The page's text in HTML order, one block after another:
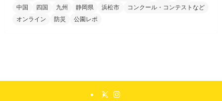
中国
四国 九州 静岡県 浜松市
コンクール・コンテストなど
オンライン
防災 公園レポ